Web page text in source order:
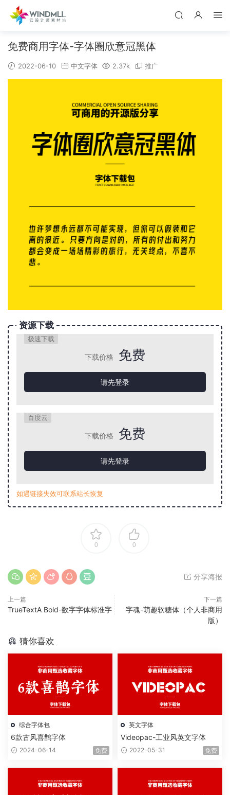
免费商用字体-字体圈欣意冠黑体
2022-06-10 中文字体 2.37k 推广
资源下载
极速下载
下载价格 免费
请先登录
百度云
下载价格 免费
请先登录
如遇链接失效可联系站长恢复
0 0
分享海报
上一篇
TrueTextA Bold-数字字体标准字
下一篇
字魂-萌趣软糖体（个人非商用
版）
猜你喜欢
综合字体包
6款古风喜鹊字体
2024-06-14 免费
英文字体
Videopac-工业风英文字体
2022-05-31 免费